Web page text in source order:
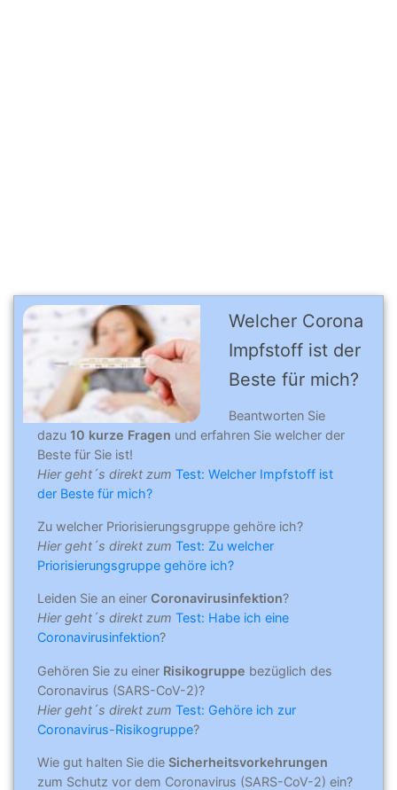
Welcher Corona
Impfstoff ist der
Beste für mich?
Beantworten Sie
dazu 10 kurze Fragen und erfahren Sie welcher der
Beste für Sie ist!
Hier geht´s direkt zum Test: Welcher Impfstoff ist
der Beste für mich?
Zu welcher Priorisierungsgruppe gehöre ich?
Hier geht´s direkt zum Test: Zu welcher
Priorisierungsgruppe gehöre ich?
Leiden Sie an einer Coronavirusinfektion?
Hier geht´s direkt zum Test: Habe ich eine
Coronavirusinfektion?
Gehören Sie zu einer Risikogruppe bezüglich des
Coronavirus (SARS-CoV-2)?
Hier geht´s direkt zum Test: Gehöre ich zur
Coronavirus-Risikogruppe?
Wie gut halten Sie die Sicherheitsvorkehrungen
zum Schutz vor dem Coronavirus (SARS-CoV-2) ein?